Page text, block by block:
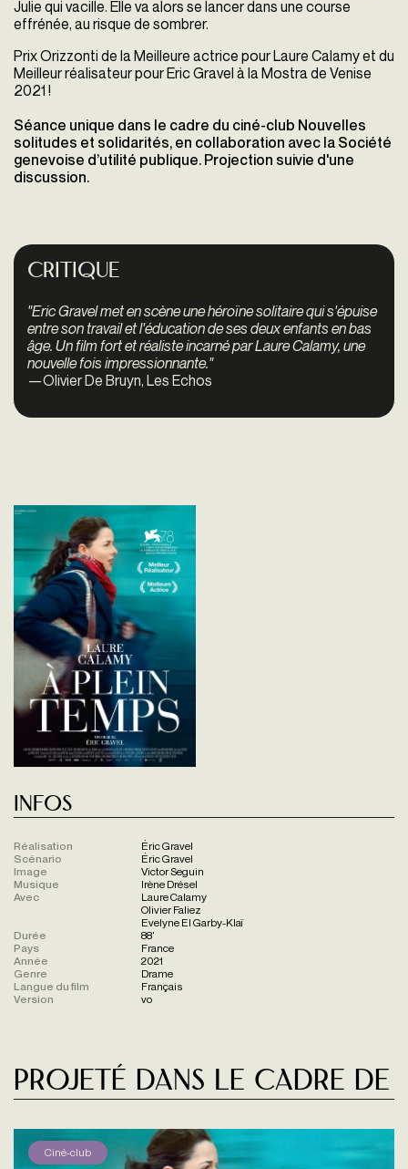
Julie qui vacille. Elle va alors se lancer dans une course
effrénée, au risque de sombrer.
Prix Orizzonti de la Meilleure actrice pour Laure Calamy et du
Meilleur réalisateur pour Eric Gravel à la Mostra de Venise
2021 !
Séance unique dans le cadre du ciné-club Nouvelles
solitudes et solidarités, en collaboration avec la Société
genevoise d’utilité publique. Projection suivie d'une
discussion.
Critique
"Eric Gravel met en scène une héroïne solitaire qui s'épuise
entre son travail et l'éducation de ses deux enfants en bas
âge. Un film fort et réaliste incarné par Laure Calamy, une
nouvelle fois impressionnante."
—Olivier De Bruyn, Les Echos
Infos
Réalisation
Éric Gravel
Scénario
Éric Gravel
Image
Victor Seguin
Musique
Irène Drésel
Avec
Laure Calamy
Olivier Faliez
Evelyne El Garby-Klaï
Durée
88'
Pays
France
Année
2021
Genre
Drame
Langue du film
Français
Version
vo
Projeté dans le cadre de
Ciné-club